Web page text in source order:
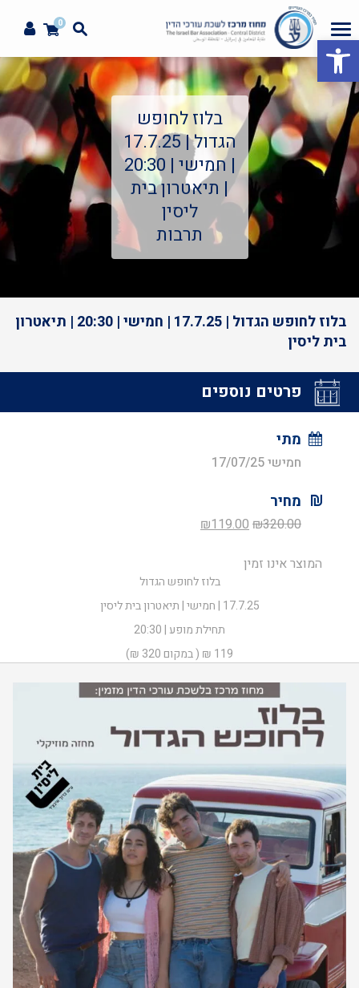
פתח סרגל נגישות
0
בלוז לחופש
הגדול | 17.7.25
| חמישי | 20:30
| תיאטרון בית
ליסין
תרבות
בלוז לחופש הגדול | 17.7.25 | חמישי | 20:30 | תיאטרון
בית ליסין
פרטים נוספים
מתי
חמישי 17/07/25
מחיר
₪320.00
המחיר
היה:
₪320.00.
₪119.00
₪119.00.
המוצר אינו זמין
בלוז לחופש הגדול
17.7.25 | חמישי | תיאטרון בית ליסין
תחילת מופע | 20:30
119 ₪ ( במקום 320 ₪)